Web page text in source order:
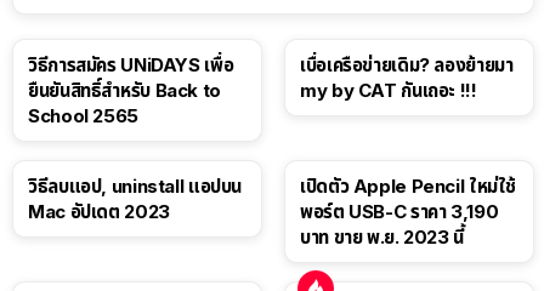
วิธีการสมัคร UNiDAYS เพื่อ
ยืนยันสิทธิ์สำหรับ Back to
School 2565
เบื่อเครือข่ายเดิม? ลองย้ายมา
my by CAT กันเถอะ !!!
วิธีลบแอป, uninstall แอปบน
Mac อัปเดต 2023
เปิดตัว Apple Pencil ใหม่ใช้
พอร์ต USB-C ราคา 3,190
บาท ขาย พ.ย. 2023 นี้